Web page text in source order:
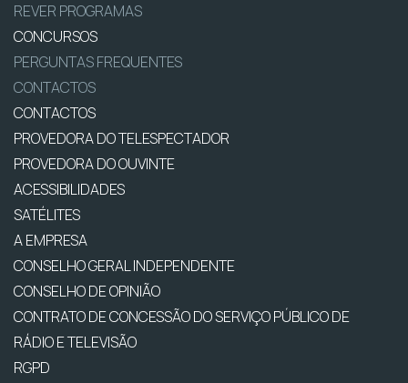
REVER PROGRAMAS
CONCURSOS
PERGUNTAS FREQUENTES
CONTACTOS
CONTACTOS
PROVEDORA DO TELESPECTADOR
PROVEDORA DO OUVINTE
ACESSIBILIDADES
SATÉLITES
A EMPRESA
CONSELHO GERAL INDEPENDENTE
CONSELHO DE OPINIÃO
CONTRATO DE CONCESSÃO DO SERVIÇO PÚBLICO DE
RÁDIO E TELEVISÃO
RGPD